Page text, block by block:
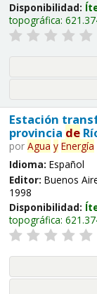
Disponibilidad:
topográfica:
Estación
provincia de
por Agua y Energía
Idioma: Español
Editor: Buenos
1998
Disponibilidad:
topográfica: